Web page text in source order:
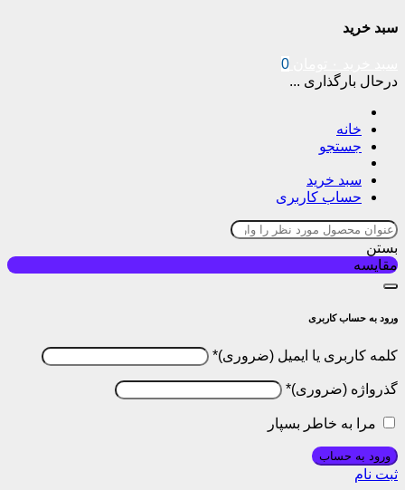
سبد خرید
0
درحال بارگذاری ...
خانه
جستجو
سبد خرید
حساب کاربری
بستن
مقایسه
ورود به حساب کاربری
کلمه کاربری یا ایمیل *
گذرواژه *
مرا به خاطر بسپار
ورود به حساب
ثبت نام